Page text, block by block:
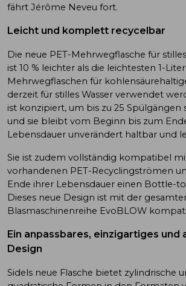
fährt Jérôme Neveu fort.
Leicht und komplett recycelbar
Die neue PET-Mehrwegflasche für
ist 10 % leichter als die leichtesten 1-
Mehrwegflaschen für
derzeit für stilles Wasser verwendet
ist konzipiert, um bis zu 25 Spülgängen
und sie bleibt vom Beginn bis zum
Lebensdauer unverändert haltbar und
Sie ist zudem vollständig kompatibel
vorhandenen PET-Recyclingströmen
Ende ihrer Lebensdauer einen Bottle-
Dieses neue Design ist mit der
Blasmaschinenreihe EvoBLOW
Ein anpassbares, einzigartiges und
Design
Sidels neue Flasche bietet zylindrische